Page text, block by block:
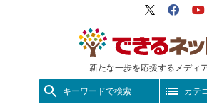
新たな一歩を応援するメディ
X（旧
キーワードで検索 カテ